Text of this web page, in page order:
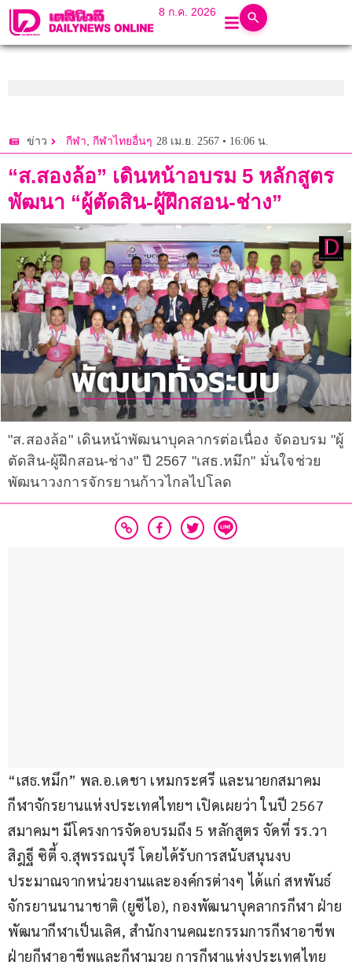
8 ก.ค. 2026
ข่าว กีฬา, กีฬาไทยอื่นๆ 28 เม.ย. 2567 • 16:06 น.
“ส.สองล้อ” เดินหน้าอบรม 5 หลักสูตร
พัฒนา “ผู้ตัดสิน-ผู้ฝึกสอน-ช่าง”
"ส.สองล้อ" เดินหน้าพัฒนาบุคลากรต่อเนื่อง จัดอบรม "ผู้
ตัดสิน-ผู้ฝึกสอน-ช่าง" ปี 2567 "เสธ.หมึก" มั่นใจช่วย
พัฒนาวงการจักรยานก้าวไกลไปโลด
“เสธ.หมึก” พล.อ.เดชา เหมกระศรี และนายกสมาคม
กีฬาจักรยานแห่งประเทศไทยฯ เปิดเผยว่า ในปี 2567
สมาคมฯ มีโครงการจัดอบรมถึง 5 หลักสูตร จัดที่ รร.วา
สิฎฐี ซิตี้ จ.สุพรรณบุรี โดยได้รับการสนับสนุนงบ
ประมาณจากหน่วยงานและองค์กรต่างๆ ได้แก่ สหพันธ์
จักรยานนานาชาติ (ยูซีไอ), กองพัฒนาบุคลากรกีฬา ฝ่าย
พัฒนากีฬาเป็นเลิศ, สำนักงานคณะกรรมการกีฬาอาชีพ
ฝ่ายกีฬาอาชีพและกีฬามวย การกีฬาแห่งประเทศไทย